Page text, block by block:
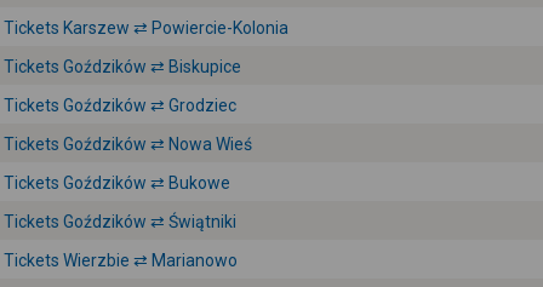
Tickets Karszew ⇄ Powiercie-Kolonia
Tickets Goździków ⇄ Biskupice
Tickets Goździków ⇄ Grodziec
Tickets Goździków ⇄ Nowa Wieś
Tickets Goździków ⇄ Bukowe
Tickets Goździków ⇄ Świątniki
Tickets Wierzbie ⇄ Marianowo